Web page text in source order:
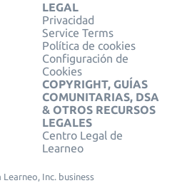
LEGAL
Privacidad
Service Terms
Política de cookies
Configuración de
Cookies
COPYRIGHT, GUÍAS
COMUNITARIAS, DSA
& OTROS RECURSOS
LEGALES
Centro Legal de
Learneo
Learneo, Inc. business